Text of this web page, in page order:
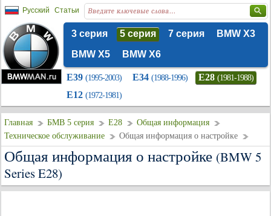
Русский Статьи
3 серия 5 серия 7 серия
BMW X3
BMW X5
BMW X6
E39 (1995-2003) E34 (1988-1996) E28 (1981-1988)
E12 (1972-1981)
Главная БМВ 5 серия E28
Общая информация
Техническое обслуживание
Общая информация о настройке
Общая информация о настройке (BMW 5
Series E28)